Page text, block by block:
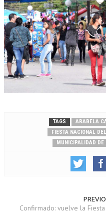
TAGS ARABELA
FIESTA NACIONAL
MUNICIPALIDAD DE
Confirmado: vuelve la